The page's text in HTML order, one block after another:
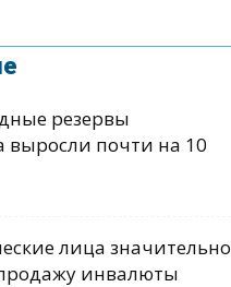
резервы
выросли почти на 10
лица значительно
инвалюты